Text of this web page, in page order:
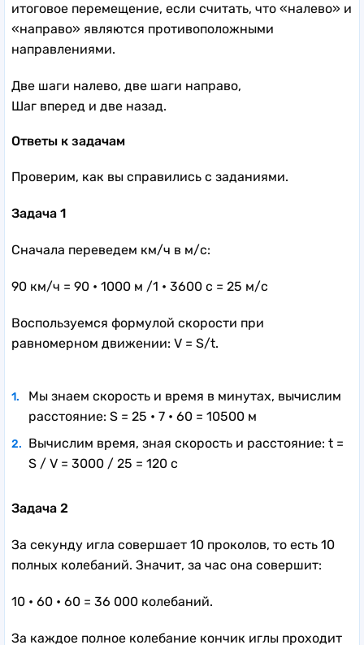
итоговое перемещение, если считать, что «налево» и
«направо» являются противоположными
направлениями.
Две шаги налево, две шаги направо,
Шаг вперед и две назад.
Ответы к задачам
Проверим, как вы справились с заданиями.
Задача 1
Сначала переведем км/ч в м/с:
90 км/ч = 90 • 1000 м /1 • 3600 с = 25 м/с
Воспользуемся формулой скорости при
равномерном движении: V = S/t.
Мы знаем скорость и время в минутах, вычислим
расстояние: S = 25 • 7 • 60 = 10500 м
Вычислим время, зная скорость и расстояние: t =
S / V = 3000 / 25 = 120 с
Задача 2
За секунду игла совершает 10 проколов, то есть 10
полных колебаний. Значит, за час она совершит:
10 • 60 • 60 = 36 000 колебаний.
За каждое полное колебание кончик иглы проходит